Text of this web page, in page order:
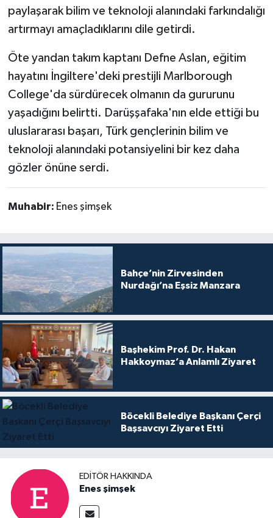
paylaşarak bilim ve teknoloji alanındaki farkındalığı
artırmayı amaçladıklarını dile getirdi.
Öte yandan takım kaptanı Defne Aslan, eğitim
hayatını İngiltere'deki prestijli Marlborough
College'da sürdürecek olmanın da gururunu
yaşadığını belirtti. Darüşşafaka'nın elde ettiği bu
uluslararası başarı, Türk gençlerinin bilim ve
teknoloji alanındaki potansiyelini bir kez daha
gözler önüne serdi.
Muhabir: Enes şimşek
Bahçe’nin Zirvesinden
Nurdağı’na Eşsiz Manzara
Başhekim Prof. Dr. Hakan
Hakkoymaz’a Anlamlı Ziyaret
Böcekli Belediye Başkanı Çerçi
Başsavcıyı Ziyaret Etti
EDITÖR HAKKINDA
Enes şimşek